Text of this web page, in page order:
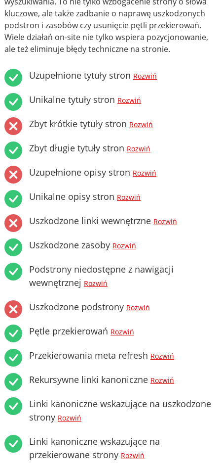
kluczowe, ale także zadbanie o naprawę uszkodzonych
podstron i zasobów czy usunięcie pętli przekierowań.
Wiele działań on-site nie tylko wspiera pozycjonowanie,
ale też eliminuje błędy techniczne na stronie.
Uzupełnione tytuły stron Rozwiń
Unikalne tytuły stron Rozwiń
Zbyt krótkie tytuły stron Rozwiń
Zbyt długie tytuły stron Rozwiń
Uzupełnione opisy stron Rozwiń
Unikalne opisy stron Rozwiń
Uszkodzone linki wewnętrzne Rozwiń
Uszkodzone zasoby Rozwiń
Podstrony niedostępne z nawigacji
wewnętrznej Rozwiń
Uszkodzone podstrony Rozwiń
Pętle przekierowań Rozwiń
Przekierowania meta refresh Rozwiń
Rekursywne linki kanoniczne Rozwiń
Linki kanoniczne wskazujące na uszkodzone
strony Rozwiń
Linki kanoniczne wskazujące na
przekierowane strony Rozwiń